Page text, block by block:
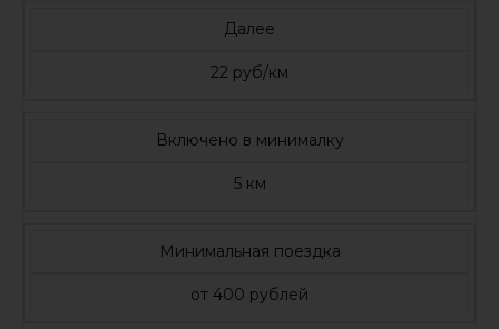
Далее
22 руб/км
Включено в минималку
5 км
Минимальная поездка
от 400 рублей